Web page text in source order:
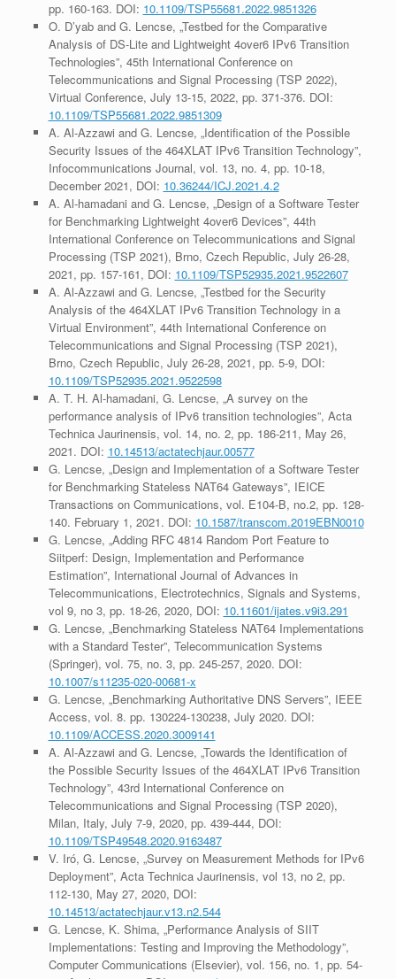
pp. 160-163. DOI: 10.1109/TSP55681.2022.9851326
O. D’yab and G. Lencse, „Testbed for the Comparative
Analysis of DS-Lite and Lightweight 4over6 IPv6 Transition
Technologies”, 45th International Conference on
Telecommunications and Signal Processing (TSP 2022),
Virtual Conference, July 13-15, 2022, pp. 371-376. DOI:
10.1109/TSP55681.2022.9851309
A. Al-Azzawi and G. Lencse, „Identification of the Possible
Security Issues of the 464XLAT IPv6 Transition Technology”,
Infocommunications Journal, vol. 13, no. 4, pp. 10-18,
December 2021, DOI: 10.36244/ICJ.2021.4.2
A. Al-hamadani and G. Lencse, „Design of a Software Tester
for Benchmarking Lightweight 4over6 Devices”, 44th
International Conference on Telecommunications and Signal
Processing (TSP 2021), Brno, Czech Republic, July 26-28,
2021, pp. 157-161, DOI: 10.1109/TSP52935.2021.9522607
A. Al-Azzawi and G. Lencse, „Testbed for the Security
Analysis of the 464XLAT IPv6 Transition Technology in a
Virtual Environment”, 44th International Conference on
Telecommunications and Signal Processing (TSP 2021),
Brno, Czech Republic, July 26-28, 2021, pp. 5-9, DOI:
10.1109/TSP52935.2021.9522598
A. T. H. Al-hamadani, G. Lencse, „A survey on the
performance analysis of IPv6 transition technologies”, Acta
Technica Jaurinensis, vol. 14, no. 2, pp. 186-211, May 26,
2021. DOI: 10.14513/actatechjaur.00577
G. Lencse, „Design and Implementation of a Software Tester
for Benchmarking Stateless NAT64 Gateways”, IEICE
Transactions on Communications, vol. E104-B, no.2, pp. 128-
140. February 1, 2021. DOI: 10.1587/transcom.2019EBN0010
G. Lencse, „Adding RFC 4814 Random Port Feature to
Siitperf: Design, Implementation and Performance
Estimation”, International Journal of Advances in
Telecommunications, Electrotechnics, Signals and Systems,
vol 9, no 3, pp. 18-26, 2020, DOI: 10.11601/ijates.v9i3.291
G. Lencse, „Benchmarking Stateless NAT64 Implementations
with a Standard Tester”, Telecommunication Systems
(Springer), vol. 75, no. 3, pp. 245-257, 2020. DOI:
10.1007/s11235-020-00681-x
G. Lencse, „Benchmarking Authoritative DNS Servers”, IEEE
Access, vol. 8. pp. 130224-130238, July 2020. DOI:
10.1109/ACCESS.2020.3009141
A. Al-Azzawi and G. Lencse, „Towards the Identification of
the Possible Security Issues of the 464XLAT IPv6 Transition
Technology”, 43rd International Conference on
Telecommunications and Signal Processing (TSP 2020),
Milan, Italy, July 7-9, 2020, pp. 439-444, DOI:
10.1109/TSP49548.2020.9163487
V. Iró, G. Lencse, „Survey on Measurement Methods for IPv6
Deployment”, Acta Technica Jaurinensis, vol 13, no 2, pp.
112-130, May 27, 2020, DOI:
10.14513/actatechjaur.v13.n2.544
G. Lencse, K. Shima, „Performance Analysis of SIIT
Implementations: Testing and Improving the Methodology”,
Computer Communications (Elsevier), vol. 156, no. 1, pp. 54-